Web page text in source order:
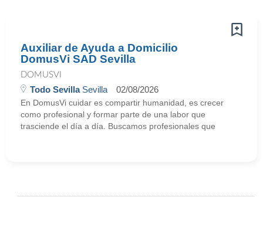
Auxiliar de Ayuda a Domicilio
DomusVi SAD Sevilla
DOMUSVI
Todo SevillaSevilla 02/08/2026
En DomusVi cuidar es compartir humanidad, es crecer
como profesional y formar parte de una labor que
trasciende el día a día. Buscamos profesionales que